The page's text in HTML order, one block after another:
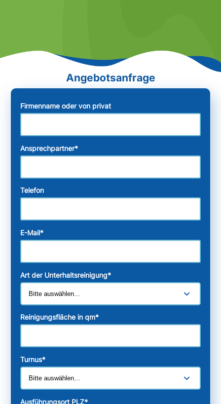
Firmenname oder von privat
Ansprechpartner*
Telefon
E-Mail*
Art der Unterhaltsreinigung*
Reinigungsfläche in qm*
Turnus*
Ausführungsort PLZ*